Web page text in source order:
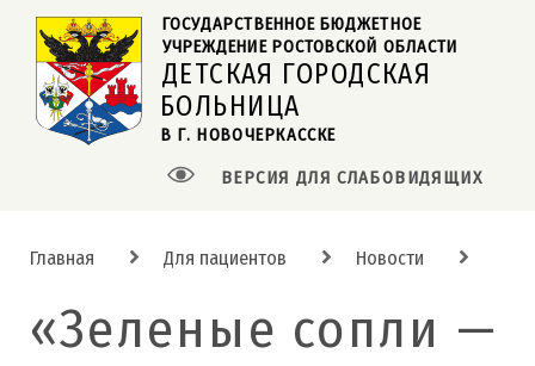
ДЕТСКАЯ ГОРОДСКАЯ
В Г. НОВОЧЕРКАССКЕ
ГОСУДАРСТВЕННОЕ БЮДЖЕТНОЕ
УЧРЕЖДЕНИЕ РОСТОВСКОЙ ОБЛАСТИ
БОЛЬНИЦА
ВЕРСИЯ ДЛЯ СЛАБОВИДЯЩИХ
Главная Для пациентов Новости
«Зеленые сопли —